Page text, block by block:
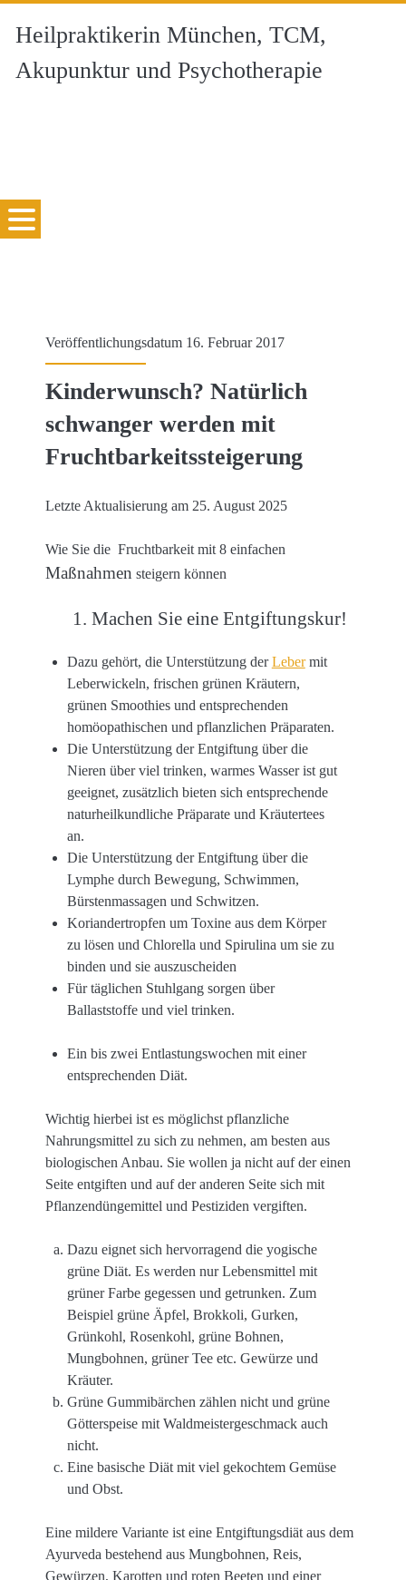
Heilpraktikerin München, TCM,
Akupunktur und Psychotherapie
Veröffentlichungsdatum 16. Februar 2017
Kinderwunsch? Natürlich
schwanger werden mit
Fruchtbarkeitssteigerung
Letzte Aktualisierung am 25. August 2025
Wie Sie die Fruchtbarkeit mit 8 einfachen
Maßnahmen steigern können
1. Machen Sie eine Entgiftungskur!
Dazu gehört, die Unterstützung derLebermit
Leberwickeln, frischen grünen Kräutern,
grünen Smoothies und entsprechenden
homöopathischen und pflanzlichen Präparaten.
Die Unterstützung der Entgiftung über die
Nieren über viel trinken, warmes Wasser ist gut
geeignet, zusätzlich bieten sich entsprechende
naturheilkundliche Präparate und Kräutertees
an.
Die Unterstützung der Entgiftung über die
Lymphe durch Bewegung, Schwimmen,
Bürstenmassagen und Schwitzen.
Koriandertropfen um Toxine aus dem Körper
zu lösen und Chlorella und Spirulina um sie zu
binden und sie auszuscheiden
Für täglichen Stuhlgang sorgen über
Ballaststoffe und viel trinken.
Ein bis zwei Entlastungswochen mit einer
entsprechenden Diät.
Wichtig hierbei ist es möglichst pflanzliche
Nahrungsmittel zu sich zu nehmen, am besten aus
biologischen Anbau. Sie wollen ja nicht auf der einen
Seite entgiften und auf der anderen Seite sich mit
Pflanzendüngemittel und Pestiziden vergiften.
Dazu eignet sich hervorragend die yogische
grüne Diät. Es werden nur Lebensmittel mit
grüner Farbe gegessen und getrunken. Zum
Beispiel grüne Äpfel, Brokkoli, Gurken,
Grünkohl, Rosenkohl, grüne Bohnen,
Mungbohnen, grüner Tee etc. Gewürze und
Kräuter.
Grüne Gummibärchen zählen nicht und grüne
Götterspeise mit Waldmeistergeschmack auch
nicht.
Eine basische Diät mit viel gekochtem Gemüse
und Obst.
Eine mildere Variante ist eine Entgiftungsdiät aus dem
Ayurveda bestehend aus Mungbohnen, Reis,
Gewürzen, Karotten und roten Beeten und einer